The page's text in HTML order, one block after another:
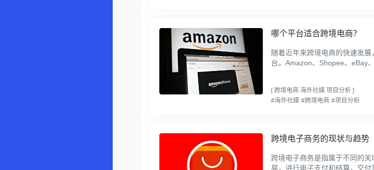
哪个平台适合跨境电商？
随着近年来跨境电商的快速发
台。Amazon、Shopee、eBay
[跨境电商 海外社媒 项目分析]
#海外社媒 #跨境电商 #项目分析
跨境电子商务的现状与趋势
跨境电子商务是指属于不同的
易，进行电子支付和结算，交付